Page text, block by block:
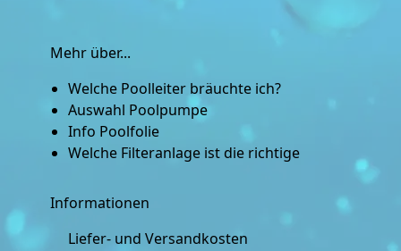
Mehr über...
Welche Poolleiter bräuchte ich?
Auswahl Poolpumpe
Info Poolfolie
Welche Filteranlage ist die richtige
Informationen
Liefer- und Versandkosten